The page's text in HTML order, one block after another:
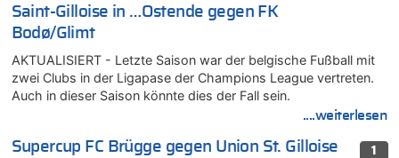
Saint-Gilloise in …Ostende gegen FK
Bodø/Glimt
AKTUALISIERT - Letzte Saison war der belgische Fußball mit
zwei Clubs in der Ligapase der Champions League vertreten.
Auch in dieser Saison könnte dies der Fall sein.
....weiterlesen
1
Supercup FC Brügge gegen Union St. Gilloise